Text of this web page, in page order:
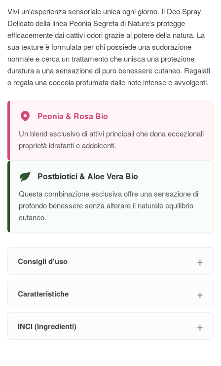
Vivi un'esperienza sensoriale unica ogni giorno. Il Deo Spray
Delicato della linea Peonia Segreta di Nature's protegge
efficacemente dai cattivi odori grazie al potere della natura. La
sua texture è formulata per chi possiede una sudorazione
normale e cerca un trattamento che unisca una protezione
duratura a una sensazione di puro benessere cutaneo. Regalati
o regala una coccola profumata dalle note intense e avvolgenti.
Peonia & Rosa Bio
Un blend esclusivo di attivi principali che dona eccezionali
proprietà idratanti e addolcenti.
Postbiotici & Aloe Vera Bio
Questa combinazione esclusiva offre una sensazione di
profondo benessere senza alterare il naturale equilibrio
cutaneo.
Consigli d'uso
Caratteristiche
INCI (Ingredienti)